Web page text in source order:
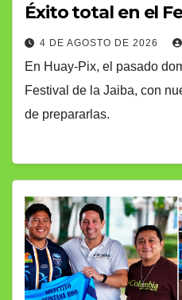
Éxito total en el
4 DE AGOSTO DE 2026
En Huay-Pix, el pasado
Festival de la Jaiba, con
de prepararlas.